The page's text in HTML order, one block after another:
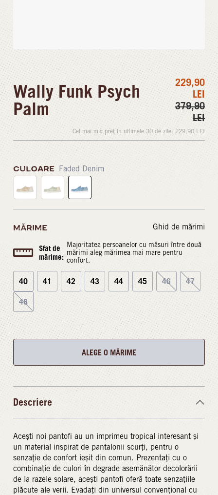
Wally Funk Psych
Palm
229,90
LEI
379,90
LEI
Cel mai mic preț în ultimele 30 de zile: 229,90 LEI
CULOARE Faded Denim
MĂRIME Ghid de mărimi
Sfat de
mărime:
Majoritatea persoanelor cu măsuri între două
mărimi aleg mărimea mai mare pentru
confort.
40 41 42 43 44 45 46 47
48
ALEGE O MĂRIME
Descriere
Acești noi pantofi au un imprimeu tropical interesant și
un material inspirat de pantalonii scurți, pentru o
senzație de confort ieșit din comun. Prezentați cu o
combinație de culori în degrade asemănător decolorării
de la razele solare, acești pantofi oferă toate senzațiile
plăcute ale verii. Evadați din universul convențional cu